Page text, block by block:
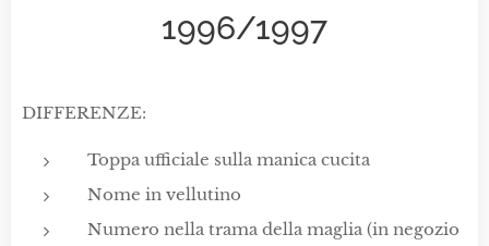
1996/1997
DIFFERENZE:
Toppa ufficiale sulla manica cucita
Nome in vellutino
Numero nella trama della maglia (in negozio